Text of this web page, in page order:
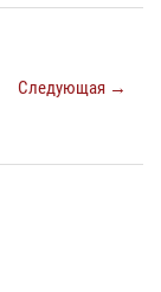
Следующая →